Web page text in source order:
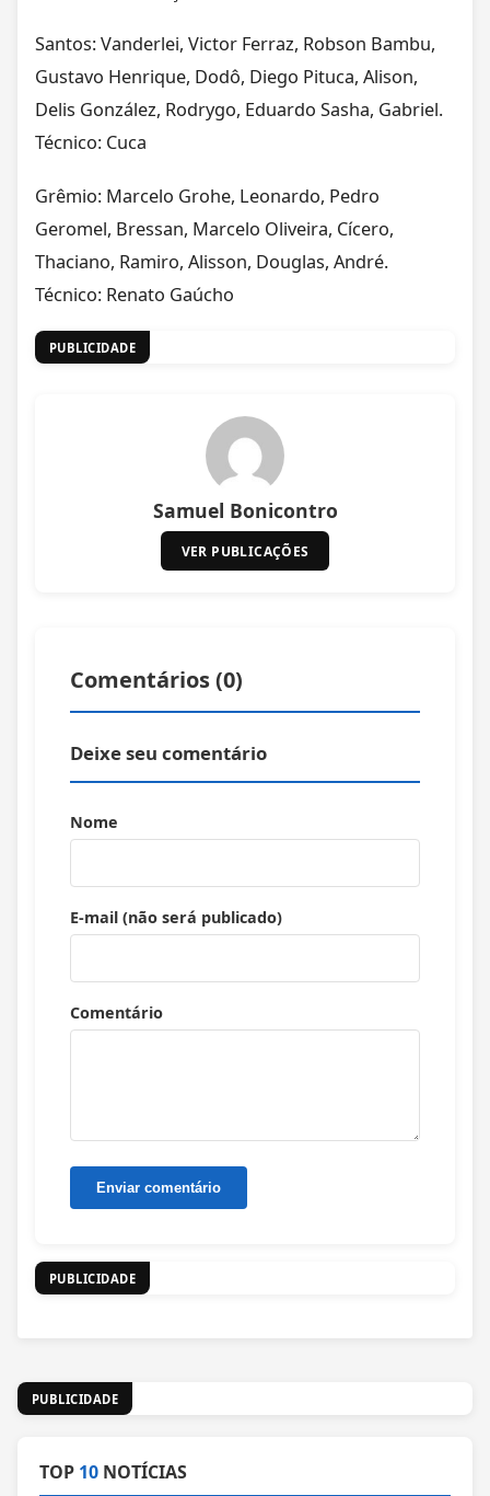
Santos: Vanderlei, Victor Ferraz, Robson Bambu,
Gustavo Henrique, Dodô, Diego Pituca, Alison,
Delis González, Rodrygo, Eduardo Sasha, Gabriel.
Técnico: Cuca
Grêmio: Marcelo Grohe, Leonardo, Pedro
Geromel, Bressan, Marcelo Oliveira, Cícero,
Thaciano, Ramiro, Alisson, Douglas, André.
Técnico: Renato Gaúcho
PUBLICIDADE
Samuel Bonicontro
VER PUBLICAÇÕES
Comentários (0)
Deixe seu comentário
Nome
E-mail (não será publicado)
Comentário
PUBLICIDADE
PUBLICIDADE
TOP 10 NOTÍCIAS